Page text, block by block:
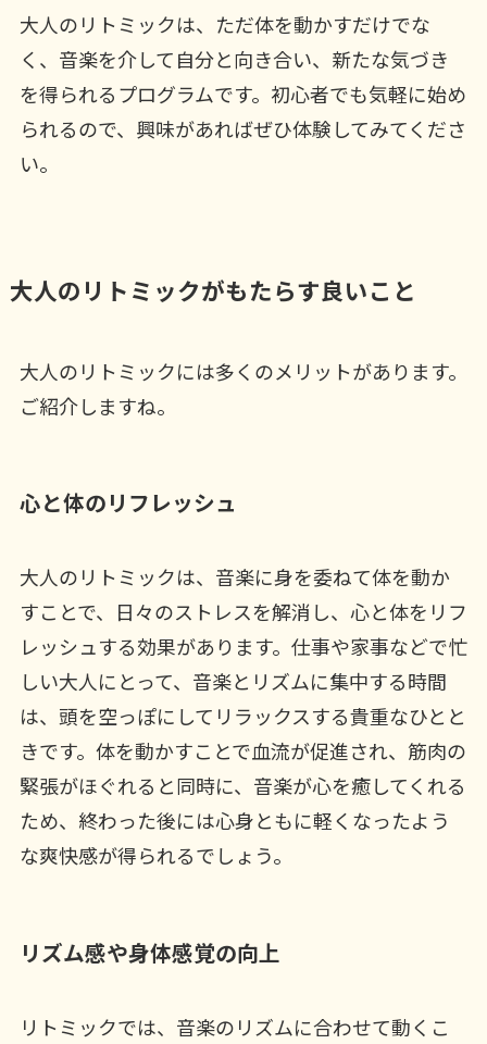
大人のリトミックは、ただ体を動かすだけでな
く、音楽を介して自分と向き合い、新たな気づき
を得られるプログラムです。初心者でも気軽に始め
られるので、興味があればぜひ体験してみてくださ
い。
大人のリトミックがもたらす良いこと
大人のリトミックには多くのメリットがあります。
ご紹介しますね。
心と体のリフレッシュ
大人のリトミックは、音楽に身を委ねて体を動か
すことで、日々のストレスを解消し、心と体をリフ
レッシュする効果があります。仕事や家事などで忙
しい大人にとって、音楽とリズムに集中する時間
は、頭を空っぽにしてリラックスする貴重なひとと
きです。体を動かすことで血流が促進され、筋肉の
緊張がほぐれると同時に、音楽が心を癒してくれる
ため、終わった後には心身ともに軽くなったよう
な爽快感が得られるでしょう。
リズム感や身体感覚の向上
リトミックでは、音楽のリズムに合わせて動くこ